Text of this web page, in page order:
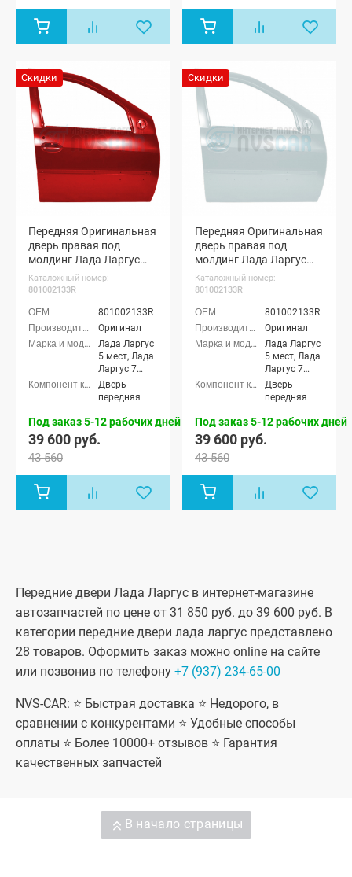
Скидки
Передняя Оригинальная
дверь правая под
молдинг Лада Ларгус
(Огненно-красный 124)
Каталожный номер:
801002133R
801002133R
Оригинал
Лада Ларгус
5 мест, Лада
Ларгус 7
мест, Лада
Ларгус
мест, Лада
Кросс 7 мест
Дверь
передняя
Под заказ 5-12 рабочих дней
39 600 руб.
43 560
Скидки
Передняя Оригинальная
дверь правая под
молдинг Лада Ларгус
(Ледниковый 221)
Каталожный номер:
801002133R
801002133R
Оригинал
Лада Ларгус
5 мест, Лада
Ларгус 7
мест, Лада
Ларгус
мест, Лада
Кросс 7 мест
Дверь
передняя
Под заказ 5-12 рабочих дней
39 600 руб.
43 560
Передние двери Лада Ларгус в интернет-магазине
автозапчастей по цене от 31 850 руб. до 39 600 руб. В
категории передние двери лада ларгус представлено
28 товаров. Оформить заказ можно online на сайте
или позвонив по телефону +7 (937) 234-65-00
NVS-CAR: ⭐ Быстрая доставка ⭐ Недорого, в
сравнении с конкурентами ⭐ Удобные способы
оплаты ⭐ Более 10000+ отзывов ⭐ Гарантия
качественных запчастей
В начало страницы